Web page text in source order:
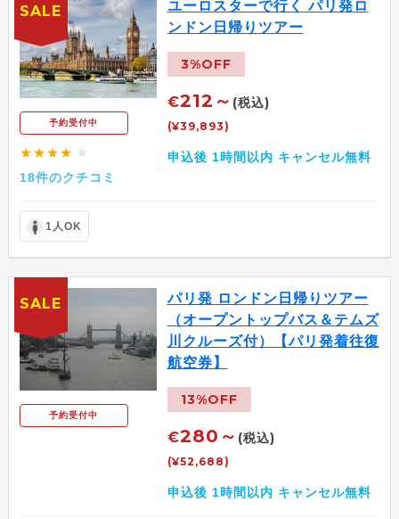
予約受付中
★★★★ ★
18件のクチコミ
ユーロスターで行く パリ発ロ
ンドン日帰りツアー
3%OFF
€212～ (税込)
(¥39,893)
申込後 1時間以内 キャンセル無料
1人OK
SALE
予約受付中
パリ発 ロンドン日帰りツアー
（オープントップバス＆テムズ
川クルーズ付）【パリ発着往復
航空券】
13%OFF
€280～ (税込)
(¥52,688)
申込後 1時間以内 キャンセル無料
SALE